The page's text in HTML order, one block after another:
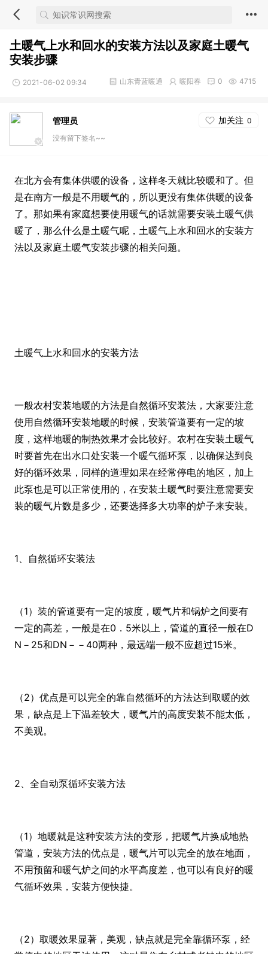
土暖气上水和回水的安装方法以及家庭土暖气
安装步骤
2021-06-02 09:34 4715
0
暖阳春
山东青蓝暖通
管理员 加关注 0
没有留下签名~~
在北方会有集体供暖的设备，这样冬天就比较暖和了。但
是在南方一般是不用暖气的，所以更没有集体供暖的设备
了。那如果有家庭想要使用暖气的话就需要安装土暖气供
暖了，那么什么是土暖气呢，土暖气上水和回水的安装方
法以及家庭土暖气安装步骤的相关问题。
土暖气上水和回水的安装方法
一般农村安装地暖的方法是自然循环安装法，大家要注意
使用自然循环安装地暖的时候，安装管道要有一定的坡
度，这样地暖的制热效果才会比较好。农村在安装土暖气
时要首先在出水口处安装一个暖气循环泵，以确保达到良
好的循环效果，同样的道理如果在经常停电的地区，加上
此泵也是可以正常使用的，在安装土暖气时要注意需要安
装的暖气片数是多少，还要选择多大功率的炉子来安装。
1、自然循环安装法
（1）装的管道要有一定的坡度，暖气片和锅炉之间要有
一定的高差，一般是在0．5米以上，管道的直径一般在D
N－25和DN－－40两种，最远端一般不应超过15米。
（2）优点是可以完全的靠自然循环的方法达到取暖的效
果，缺点是上下温差较大，暖气片的高度安装不能太低，
不美观。
2、全自动泵循环安装方法
（1）地暖就是这种安装方法的变形，把暖气片换成地热
管道，安装方法的优点是，暖气片可以完全的放在地面，
不用预留和暖气炉之间的水平高度差，也可以有良好的暖
气循环效果，安装方便快捷。
（2）取暖效果显著，美观，缺点就是完全靠循环泵，经